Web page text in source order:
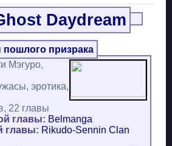
Daydream
пошлого призрака
Мэгуро,
эротика,
22 главы
главы: Belmanga
главы: Rikudo-Sennin Clan